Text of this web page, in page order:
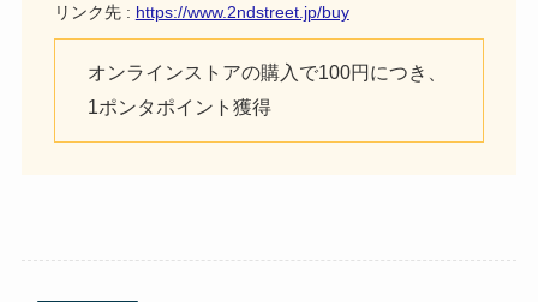
リンク先 : https://www.2ndstreet.jp/buy
オンラインストアの購入で100円につき、
1ポンタポイント獲得